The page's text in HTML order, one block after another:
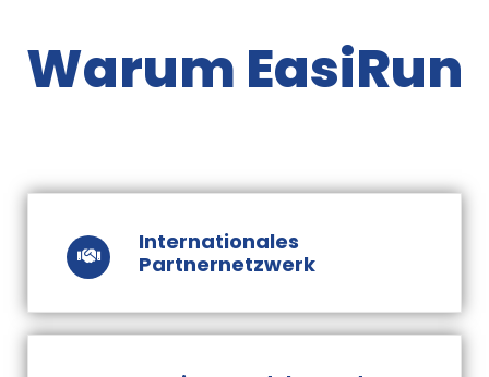
Warum EasiRun
Internationales
Partnernetzwerk